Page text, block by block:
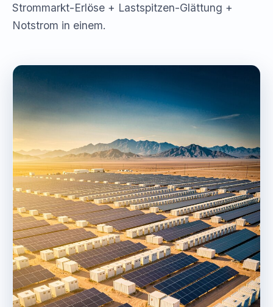
Strommarkt-Erlöse + Lastspitzen-Glättung +
Notstrom in einem.